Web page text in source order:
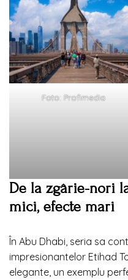
Foto: Profimedia
De la zgârie-nori
mici, efecte mari
În Abu Dhabi, seria sa
impresionantelor Etihad
elegante, un exemplu